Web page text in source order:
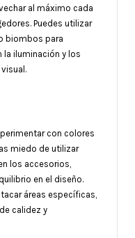
al máximo cada
Puedes utilizar
biombos para
la iluminación y los
con colores
miedo de utilizar
los accesorios,
en el diseño.
áreas específicas,
calidez y